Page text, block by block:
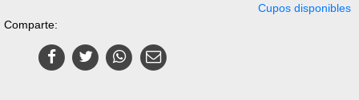
Cupos disponibles
Comparte: